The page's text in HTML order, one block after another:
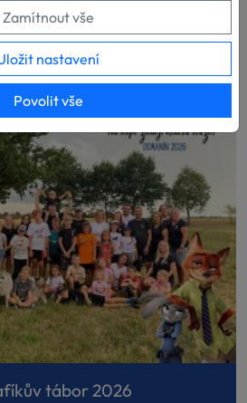
tábor 2026
Zamítnout vše
nastavení
Povolit vše